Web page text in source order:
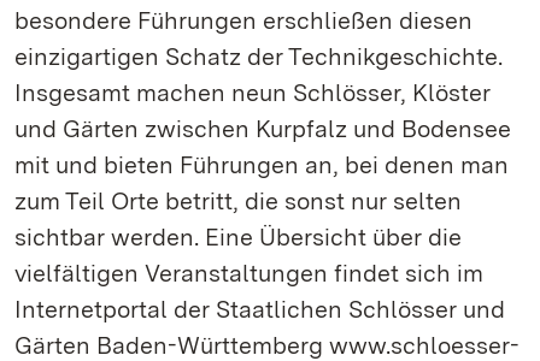
besondere Führungen erschließen diesen
einzigartigen Schatz der Technikgeschichte.
Insgesamt machen neun Schlösser, Klöster
und Gärten zwischen Kurpfalz und Bodensee
mit und bieten Führungen an, bei denen man
zum Teil Orte betritt, die sonst nur selten
sichtbar werden. Eine Übersicht über die
vielfältigen Veranstaltungen findet sich im
Internetportal der Staatlichen Schlösser und
Gärten Baden-Württemberg www.schloesser-